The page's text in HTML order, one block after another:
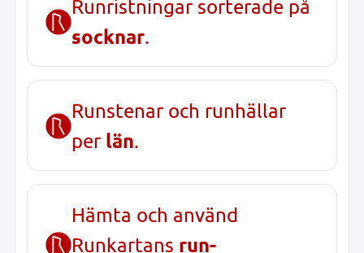
Runristningar sorterade på
socknar.
Runstenar och runhällar
per län.
Hämta och använd
Runkartans run-